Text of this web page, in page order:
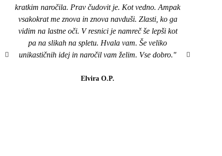
kratkim naročila. Prav čudovit je. Kot vedno. Ampak
vsakokrat me znova in znova navduši. Zlasti, ko ga
vidim na lastne oči. V resnici je namreč še lepši kot
pa na slikah na spletu. Hvala vam. Še veliko
unikastičnih idej in naročil vam želim. Vse dobro."
Elvira O.P.